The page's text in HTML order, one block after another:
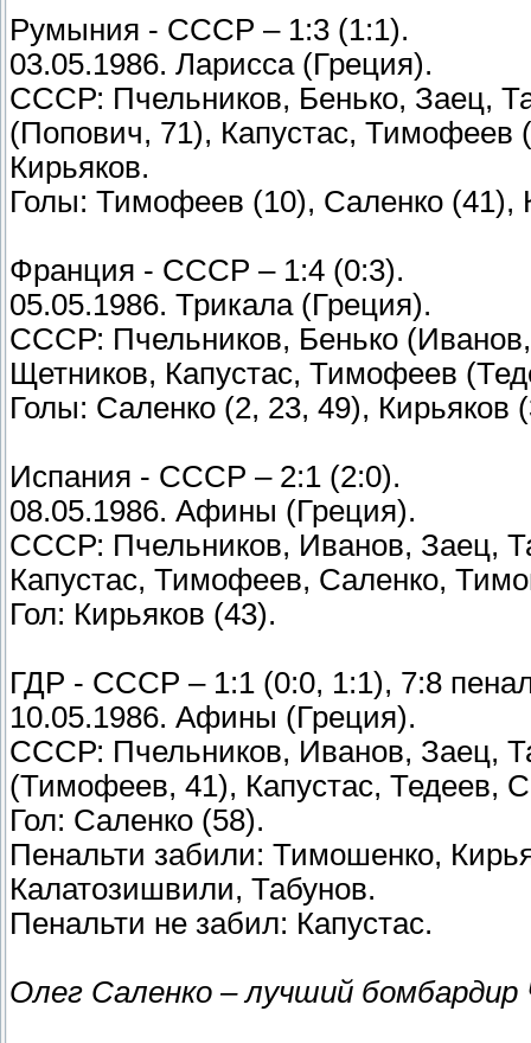
Румыния - СССР – 1:3 (1:1).
03.05.1986. Ларисса (Греция).
СССР: Пчельников, Бенько, Заец,
(Попович, 71), Капустас,
Кирьяков.
Голы: Тимофеев (10), Саленко (41),
Франция - СССР – 1:4 (0:3).
05.05.1986. Трикала (Греция).
СССР: Пчельников, Бенько
Щетников, Капустас, Тимофеев
Голы: Саленко (2, 23, 49), Кирьяков
Испания - СССР – 2:1 (2:0).
08.05.1986. Афины (Греция).
СССР: Пчельников, Иванов, Заец,
Капустас, Тимофеев, Саленко,
Гол: Кирьяков (43).
ГДР - СССР – 1:1 (0:0, 1:1), 7:8
10.05.1986. Афины (Греция).
СССР: Пчельников, Иванов, Заец,
(Тимофеев, 41), Капустас, Тедеев,
Гол: Саленко (58).
Пенальти забили: Тимошенко,
Калатозишвили, Табунов.
Пенальти не забил: Капустас.
Олег Саленко – лучший